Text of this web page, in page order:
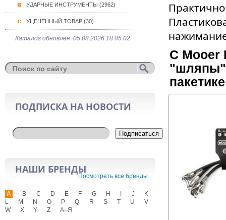
УДАРНЫЕ ИНСТРУМЕНТЫ (2962)
УЦЕНЕННЫЙ ТОВАР (30)
Каталог обновлён: 05.08.2026 18:05:02
ПОДПИСКА НА НОВОСТИ
Подписаться
НАШИ БРЕНДЫ
Посмотреть все бренды
A B C D E F G H J
K
L
M N O P Q R S T U
V
W
X Y Z А–Я
С Mooer
"шляпы"